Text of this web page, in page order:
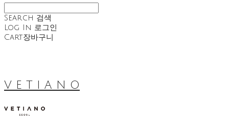
Search 검색
Log In 로그인
Cart장바구니
V E T I A N O